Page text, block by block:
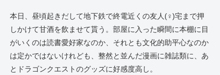
本日、昼頃起きだして地下鉄で終電近くの友人(♀)宅まで押
しかけて甘酒を飲ませて貰う。部屋に入った瞬間に本棚に目
がいくのは読書愛好家なのか、それとも文化的助平心なのか
は定かではないけれども、整然と並んだ漫画に雑誌類に、あ
とドラゴンクエストのグッズに好感度高し。